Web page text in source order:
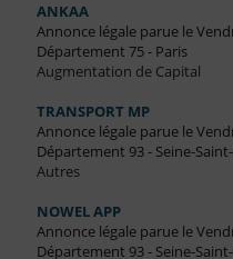
ANKAA
Annonce légale parue le
Département 75 - Paris
Augmentation de Capital
TRANSPORT MP
Annonce légale parue le
Département 93 - Seine-
Autres
NOWEL APP
Annonce légale parue le
Département 93 - Seine-